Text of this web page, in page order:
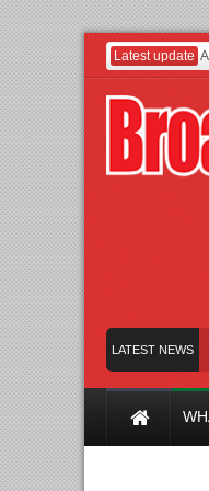
Latest update
LATEST NEWS
Rayakan Perpaduan